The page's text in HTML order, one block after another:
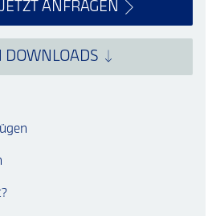
ANFRAGEN
DOWNLOADS